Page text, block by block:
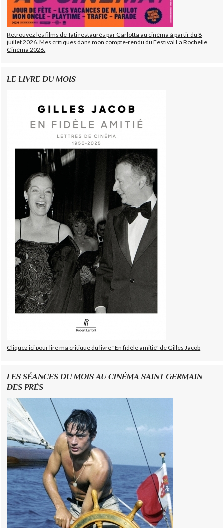
Retrouvez les films de Tati restaurés par Carlotta au cinéma à partir du 8
juillet 2026. Mes critiques dans mon compte-rendu du Festival La Rochelle
Cinéma 2026.
LE LIVRE DU MOIS
Cliquez ici pour lire ma critique du livre "En fidèle amitié" de Gilles Jacob
LES SÉANCES DU MOIS AU CINÉMA SAINT GERMAIN
DES PRÉS